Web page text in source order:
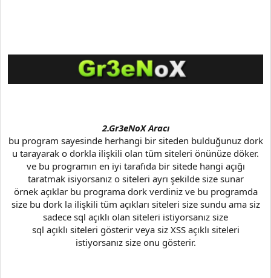
2.Gr3eNoX Aracı
bu program sayesinde herhangi bir siteden bulduğunuz dork
u tarayarak o dorkla ilişkili olan tüm siteleri önünüze döker.
ve bu programın en iyi tarafıda bir sitede hangi açığı
taratmak isiyorsanız o siteleri ayrı şekilde size sunar
örnek açıklar bu programa dork verdiniz ve bu programda
size bu dork la ilişkili tüm açıkları siteleri size sundu ama siz
sadece sql açıklı olan siteleri istiyorsanız size
sql açıklı siteleri gösterir veya siz XSS açıklı siteleri
istiyorsanız size onu gösterir.